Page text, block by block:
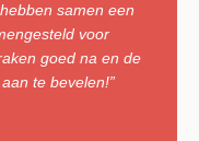
samen een
voor
goed na en de
te bevelen!”